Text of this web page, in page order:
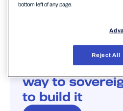
もっと読む
SOVEREIGNTY
Europe
way to
to build it
bottom left of any page.
Reject All